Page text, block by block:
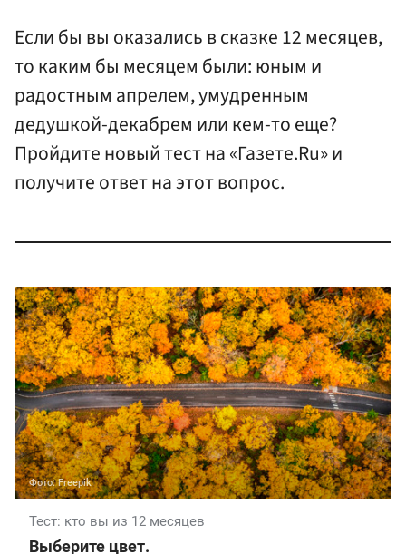
Если бы вы оказались в сказке 12 месяцев,
то каким бы месяцем были: юным и
радостным апрелем, умудренным
дедушкой-декабрем или кем-то еще?
Пройдите новый тест на «Газете.Ru» и
получите ответ на этот вопрос.